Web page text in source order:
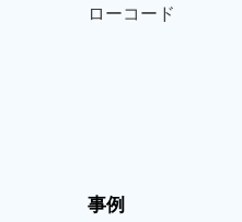
ローコード
事例